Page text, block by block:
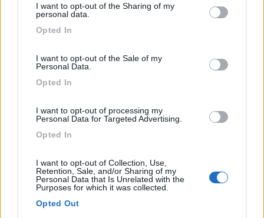
not limited to your visit or usage behaviour. You may click to
grant or deny consent to Google and its third-party tags to
use your data for below specified purposes in below Google
I want to opt-out of the Sharing of my
personal data.
Opted In
I want to opt-out of the Sale of my
Personal Data.
Opted In
I want to opt-out of processing my
Personal Data for Targeted Advertising.
Opted In
I want to opt-out of Collection, Use,
Retention, Sale, and/or Sharing of my
Personal Data that Is Unrelated with the
Purposes for which it was collected.
Opted Out
Camping Bled
Servizi / Posizione